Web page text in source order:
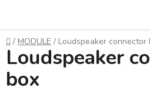
springen
Startseite
/ MODULE / Loudspeaker connector
Loudspeaker
box